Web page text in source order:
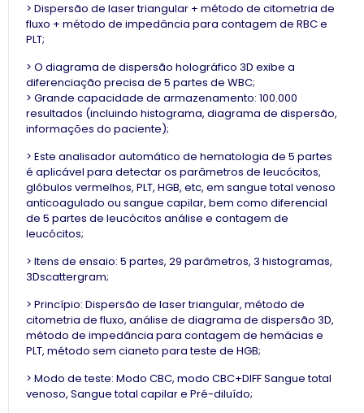
> Dispersão de laser triangular + método de citometria de
fluxo + método de impedância para contagem de RBC e
PLT;
> O diagrama de dispersão holográfico 3D exibe a
diferenciação precisa de 5 partes de WBC;
> Grande capacidade de armazenamento: 100.000
resultados (incluindo histograma, diagrama de dispersão,
informações do paciente);
> Este analisador automático de hematologia de 5 partes
é aplicável para detectar os parâmetros de leucócitos,
glóbulos vermelhos, PLT, HGB, etc, em sangue total venoso
anticoagulado ou sangue capilar, bem como diferencial
de 5 partes de leucócitos análise e contagem de
leucócitos;
> Itens de ensaio: 5 partes, 29 parâmetros, 3 histogramas,
3Dscattergram;
> Princípio: Dispersão de laser triangular, método de
citometria de fluxo, análise de diagrama de dispersão 3D,
método de impedância para contagem de hemácias e
PLT, método sem cianeto para teste de HGB;
> Modo de teste: Modo CBC, modo CBC+DIFF Sangue total
venoso, Sangue total capilar e Pré-diluído;